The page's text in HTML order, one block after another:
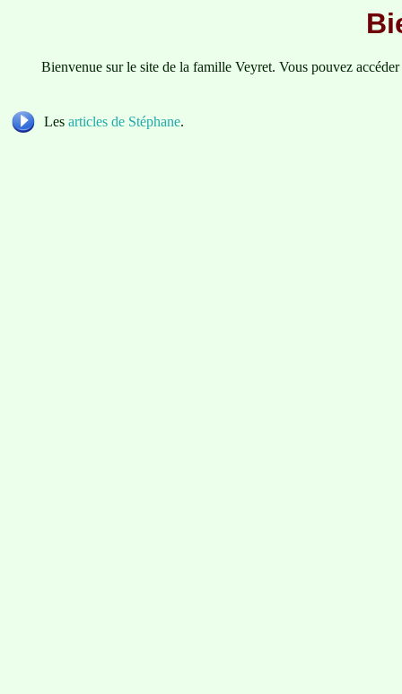
Bienvenue sur le site de la famille Veyret. Vous pouvez accéder
Les articles de Stéphane.